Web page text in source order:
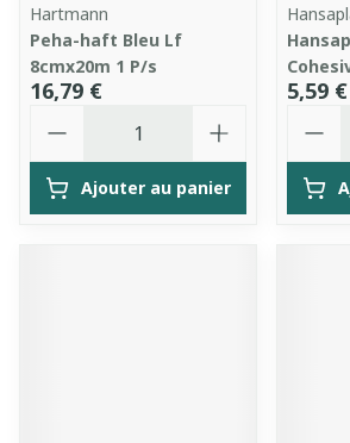
Hartmann
Peha-haft Bleu Lf
8cmx20m 1 P/s
16,79 €
Ajouter au panier
5,59 €